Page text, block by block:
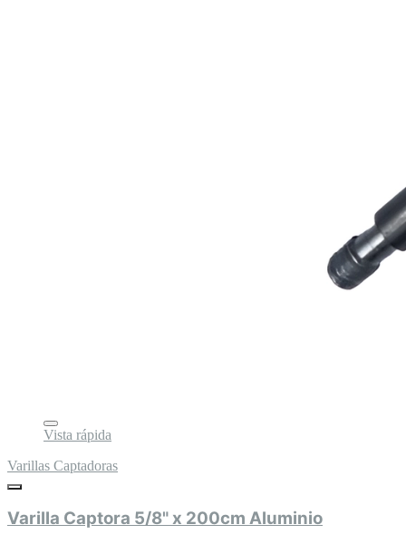
Vista rápida
Varillas Captadoras
Varilla Captora 5/8" x 200cm Aluminio